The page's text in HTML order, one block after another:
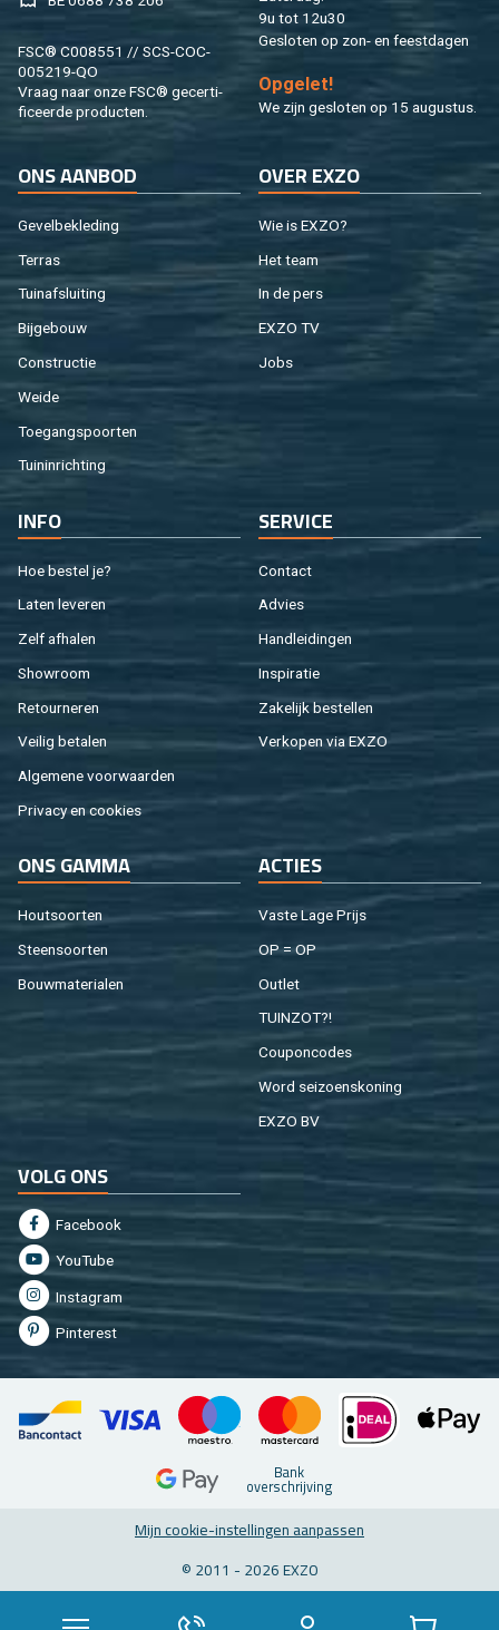
FSC® C008551 // SCS-COC-
005219-QO
Vraag naar onze FSC® ge­cer­ti­
fi­ceer­de pro­duc­ten.
9u tot 12u30
Ge­slo­ten op zon- en feest­da­gen
Op­ge­let!
We zijn ge­slo­ten op 15 au­gus­tus.
ONS AAN­BOD
Ge­vel­be­kle­ding
Ter­ras
Tuin­af­slui­ting
Bij­ge­bouw
Con­struc­tie
Weide
Toe­gangs­poor­ten
Tuin­in­rich­ting
OVER EXZO
Wie is EXZO?
Het team
In de pers
EXZO TV
Jobs
INFO
Hoe be­stel je?
Laten le­ve­ren
Zelf af­ha­len
Show­room
Re­tour­ne­ren
Vei­lig be­ta­len
Al­ge­me­ne voor­waar­den
Pri­va­cy en coo­kies
SER­VI­CE
Con­tact
Ad­vies
Hand­lei­din­gen
In­spi­ra­tie
Za­ke­lijk be­stel­len
Ver­ko­pen via EXZO
ONS GAMMA
Hout­soor­ten
Steen­soor­ten
Bouw­ma­te­ri­a­len
AC­TIES
Vaste Lage Prijs
OP = OP
Out­let
TUIN­ZOT?!
Cou­pon­co­des
Word sei­zoens­ko­ning
EXZO BV
VOLG ONS
Fa­cebook
You­Tu­be
In­st­agram
Pin­te­rest
Bank
over­schrij­ving
Mijn coo­kie-in­stel­lin­gen aan­pas­sen
© 2011 - 2026 EXZO